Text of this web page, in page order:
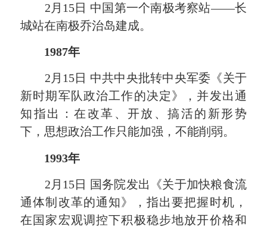
2月15日 中国第一个南极考察站——长
城站在南极乔治岛建成。
1987年
2月15日 中共中央批转中央军委《关于
新时期军队政治工作的决定》，并发出通
知指出：在改革、开放、搞活的新形势
下，思想政治工作只能加强，不能削弱。
1993年
2月15日 国务院发出《关于加快粮食流
通体制改革的通知》，指出要把握时机，
在国家宏观调控下积极稳步地放开价格和